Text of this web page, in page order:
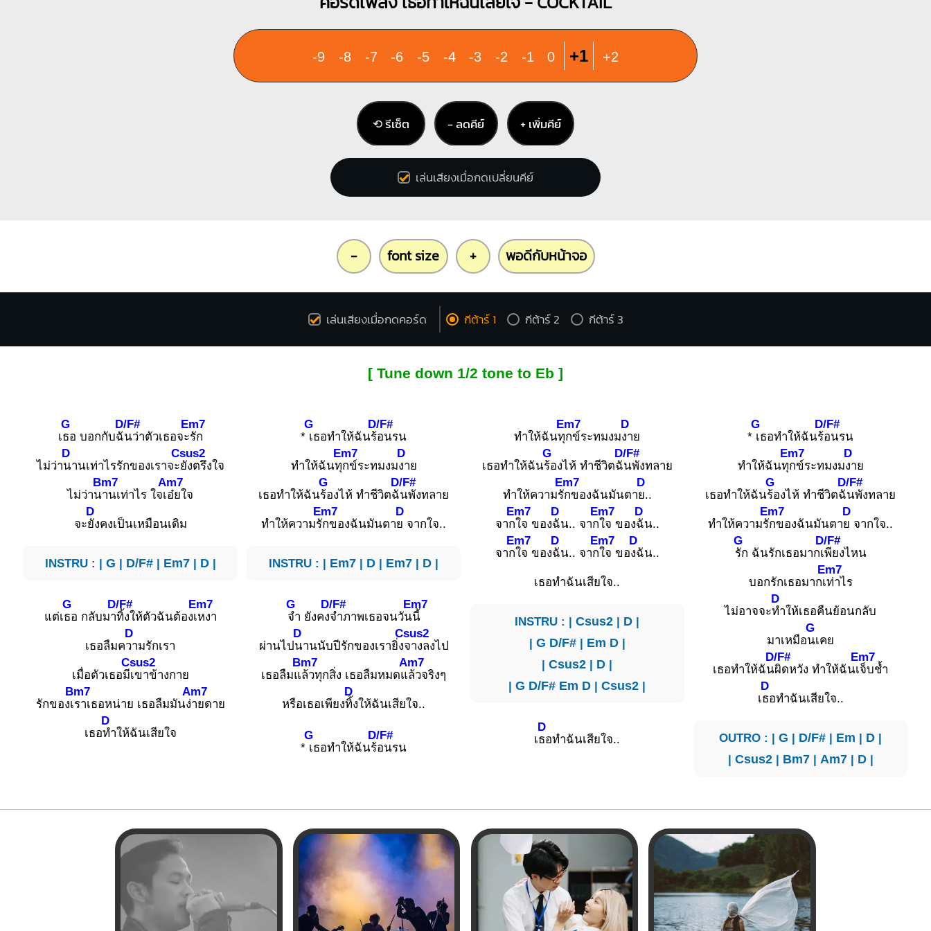
-9 -8 -7 -6 -5 -4 -3 -2 -1 0 +1 +2
⟲ รีเซ็ต − ลดคีย์ + เพิ่มคีย์
เล่นเสียงเมื่อกดเปลี่ยนคีย์
- font size + พอดีกับหน้าจอ
เล่นเสียงเมื่อกดคอร์ด กีต้าร์ 1 กีต้าร์ 2 กีต้าร์ 3
[ Tune down 1/2 tone to Eb ]
เ
G
ธอ บอกกับฉั
D/F#
นว่าตัวเธอจะ
Em7
รัก
ไม่ว่า
D
นานเท่าไรรักของเราจะ
Csus2
ยังตรึงใจ
ไม่ว่าน
Bm7
านเท่าไร ใจเ
Am7
อ๋ยใจ
จะ
D
ยังคงเป็นเหมือนเดิม
INSTRU : | G | D/F#| Em7| D|
แต่เ
G
ธอ กลับมา
D/F#
ทิ้งให้ตัวฉันต้องเ
Em7
หงา
เธอลืมค
D
วามรักเรา
เมื่อตัวเธอมี
Csus2
เขาข้างกาย
รักของเ
Bm7
ราเธอหน่าย เธอลืมมันง่
Am7
ายดาย
เธอ
D
ทำให้ฉันเสียใจ
*
G
เธอทำให้ฉันร้
D/F#
อนรน
ทำให้ฉันทุ
Em7
กข์ระทมงม
D
งาย
เธอทำให้ฉัน
G
ร้องไห้ ทำชีวิตฉั
D/F#
นพังทลาย
ทำให้ความรั
Em7
กของฉันมันตา
D
ย จากใจ..
INSTRU : | Em7 | D | Em7 | D |
G
จำ ยังคง
D/F#
จำภาพเธอจนวัน
Em7
นี้
ผ่านไป
D
นานนับปีรักของเรายิ่ง
Csus2
จางลงไป
เธอลืมแ
Bm7
ล้วทุกสิ่ง เธอลืมหมดแ
Am7
ล้วจริงๆ
หรือเธอเพียง
D
ทิ้งให้ฉันเสียใจ..
*
G
เธอทำให้ฉันร้
D/F#
อนรน
ทำให้ฉันทุ
Em7
กข์ระทมงม
D
งาย
เธอทำให้ฉัน
G
ร้องไห้ ทำชีวิตฉั
D/F#
นพังทลาย
ทำให้ความรั
Em7
กของฉันมันตา
D
ย..
จาก
Em7
ใจ ของ
D
ฉัน.. จาก
Em7
ใจ ของ
D
ฉัน..
จาก
Em7
ใจ ของ
D
ฉัน.. จาก
Em7
ใจ ขอ
D
งฉัน..
เธอทำฉันเสียใจ..
INSTRU : |Csus2 | D |
| G D/F#| Em D|
|Csus2 | D |
|G D/F# Em D |Csus2 |
เ
D
ธอทำฉันเสียใจ..
*
G
เธอทำให้ฉันร้
D/F#
อนรน
ทำให้ฉันทุ
Em7
กข์ระทมงม
D
งาย
เธอทำให้ฉัน
G
ร้องไห้ ทำชีวิตฉั
D/F#
นพังทลาย
ทำให้ความรั
Em7
กของฉันมันตา
D
ย จากใจ..
G
รัก ฉันรักเธอมากเ
D/F#
พียงไหน
บอกรักเธอมากเ
Em7
ท่าไร
ไม่อาจจะ
D
ทำให้เธอคืนย้อนกลับ
มาเหมือ
G
นเคย
เธอทำให้ฉัน
D/F#
ผิดหวัง ทำให้ฉันเ
Em7
จ็บช้ำ
เ
D
ธอทำฉันเสียใจ..
OUTRO : |G | D/F# | Em | D |
| Csus2| Bm7| Am7| D|